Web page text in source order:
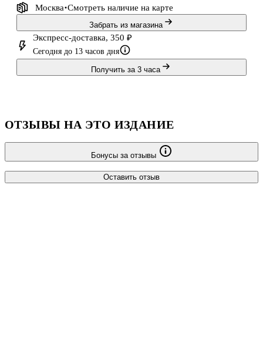
Москва Смотреть наличие на карте
Забрать из магазина
Экспресс-доставка, 350 ₽
Сегодня до 13 часов дня
Получить за 3 часа
ОТЗЫВЫ НА ЭТО ИЗДАНИЕ
Бонусы за отзывы
Оставить отзыв